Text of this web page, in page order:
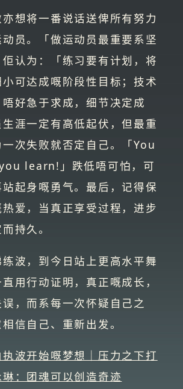
想将一番说话送俾所有努力
员。「做运动员最重要系坚
认为：「练习要有计划，将
可达成嘅阶段性目标；技术
好急于求成，细节决定成
涯一定有高低起伏，但最重
次失败就否定自己。「You
learn!」跌低唔可怕，可
起身嘅勇气。最后，记得保
爱，当真正享受过程，进步
持久。
波，到今日站上更高水平舞
用行动证明，真正嘅成长，
，而系每一次怀疑自己之
信自己、重新出发。
执波开始嘅梦想｜压力之下打
：团魂可以创造奇迹